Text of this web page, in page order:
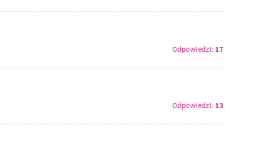
Odpowiedzi: 17
Odpowiedzi: 13